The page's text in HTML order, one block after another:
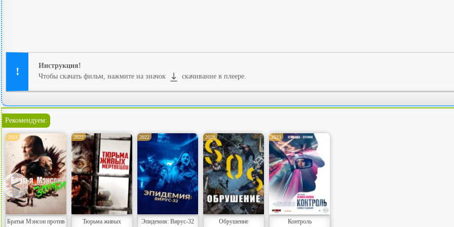
Инструкция!
Чтобы скачать фильм, нажмите на значок
скачивание в плеере.
Рекомендуем:
2021
Братья Мэнсон против
2022
Тюрьма живых
2022
Эпидемия: Вирус-32
2021
Обрушение
2023
Контроль
<